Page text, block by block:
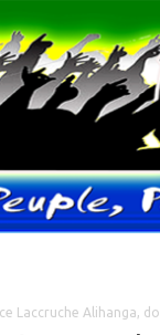
Laccruche Alihanga,